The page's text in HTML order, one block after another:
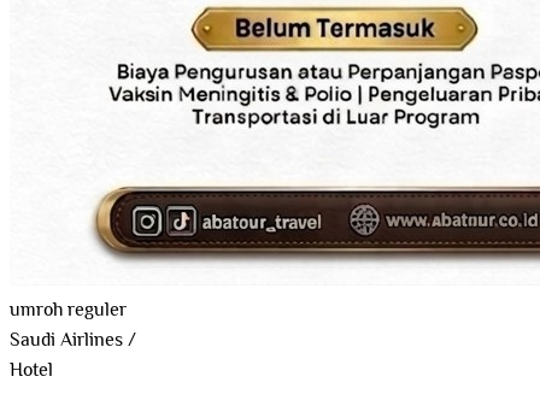
umroh reguler
Saudi Airlines/
Hotel